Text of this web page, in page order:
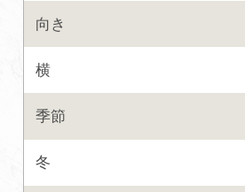
写真ダウンロード
よくあるご質問・お問い合わせ
プライバシーポリシー
向き
横
季節
冬